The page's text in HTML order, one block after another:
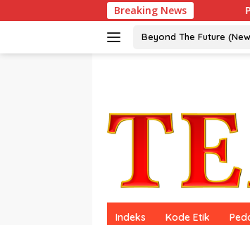
ke
Breaking NewsPeraih Dua
Beyond The Future
Indeks Kode Etik